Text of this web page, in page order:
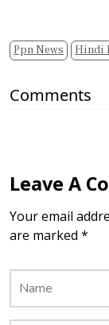
Ppn News Hindi
Comments
Leave A
Your email
are marked *